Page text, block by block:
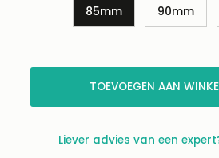
85mm 90mm
TOEVOEGEN AAN
Liever advies van een